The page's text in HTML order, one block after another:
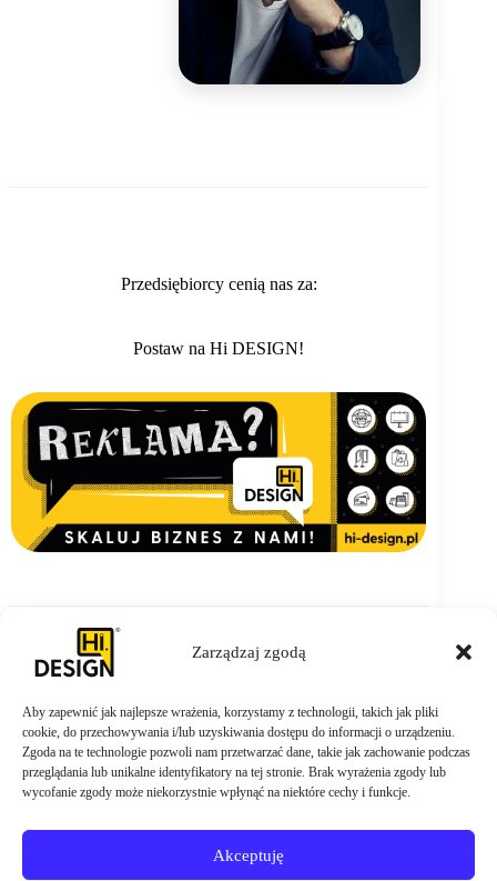
Zarządzaj zgodą
Aby zapewnić jak najlepsze wrażenia, korzystamy z technologii, takich jak pliki
cookie, do przechowywania i/lub uzyskiwania dostępu do informacji o urządzeniu.
Zgoda na te technologie pozwoli nam przetwarzać dane, takie jak zachowanie podczas
przeglądania lub unikalne identyfikatory na tej stronie. Brak wyrażenia zgody lub
wycofanie zgody może niekorzystnie wpłynąć na niektóre cechy i funkcje.
Akceptuję
Przedsiębiorcy cenią nas za:
Postaw na Hi DESIGN!
ZAMÓW TERAZ